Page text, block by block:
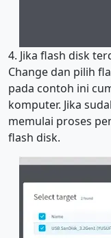
4. Jika flash disk
Change dan pilih
pada contoh ini
komputer. Jika
memulai proses
flash disk.